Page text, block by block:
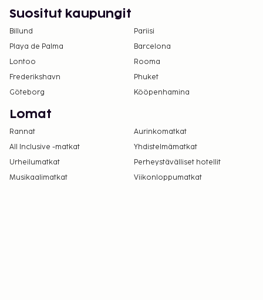
Suositut kaupungit
Billund
Pariisi
Playa de Palma
Barcelona
Lontoo
Rooma
Frederikshavn
Phuket
Göteborg
Kööpenhamina
Lomat
Rannat
Aurinkomatkat
All Inclusive -matkat
Yhdistelmämatkat
Urheilumatkat
Perheystävälliset hotellit
Musikaalimatkat
Viikonloppumatkat